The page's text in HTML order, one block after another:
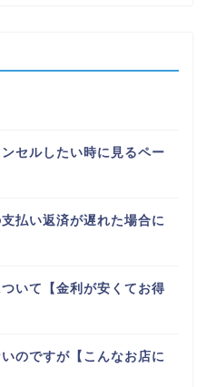
セルしたい時に見るペー
払い返済が遅れた場合に
いて【金利が安くてお得
のですが【こんなお店に